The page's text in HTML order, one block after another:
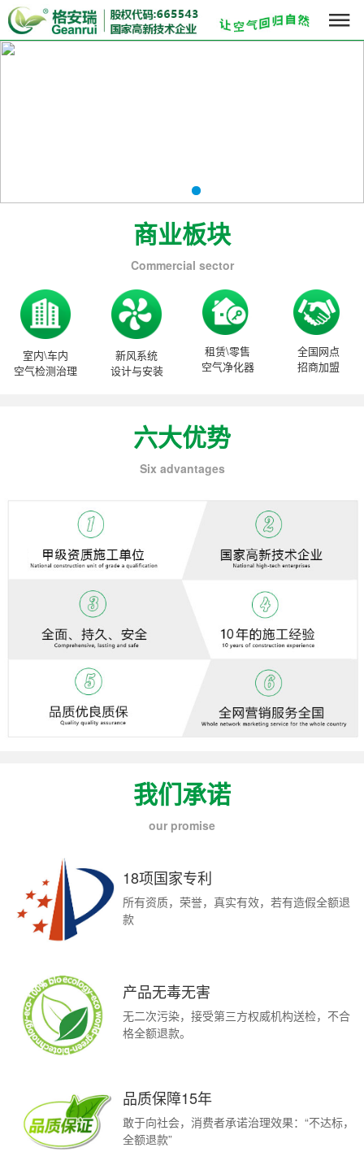

商业板块
Commercial sector
室内\车内
空气检测治理
新风系统
设计与安装
租赁\零售
空气净化器
全国网点
招商加盟
六大优势
Six advantages
我们承诺
our promise
18项国家专利
所有资质，荣誉，真实有效，若有造假全额退
款
产品无毒无害
无二次污染，接受第三方权威机构送检，不合
格全额退款。
品质保障15年
敢于向社会，消费者承诺治理效果：“不达标，
全额退款”